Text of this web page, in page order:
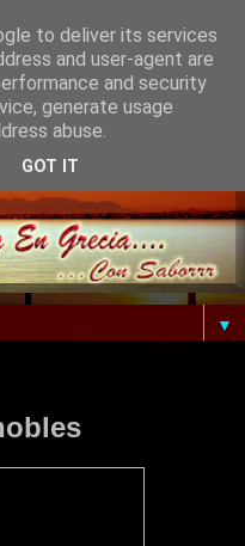
▼
to deliver its services
and user-agent are
and security
generate usage
abuse.
GOT IT